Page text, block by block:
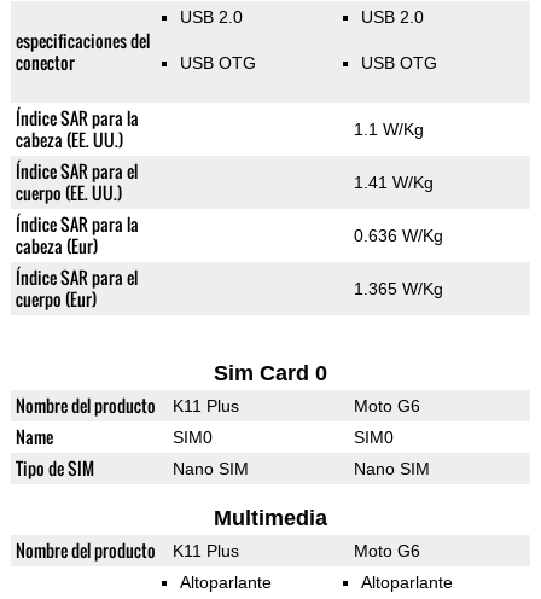
especificaciones del
conector
USB 2.0
USB OTG
USB 2.0
USB OTG
Índice SAR para la
cabeza (EE. UU.)
1.1 W/Kg
Índice SAR para el
cuerpo (EE. UU.)
1.41 W/Kg
Índice SAR para la
cabeza (Eur)
0.636 W/Kg
Índice SAR para el
cuerpo (Eur)
1.365 W/Kg
Sim Card 0
Nombre del producto K11 Plus Moto G6
Name SIM0 SIM0
Tipo de SIM Nano SIM Nano SIM
Multimedia
Nombre del producto K11 Plus Moto G6
Altoparlante Altoparlante